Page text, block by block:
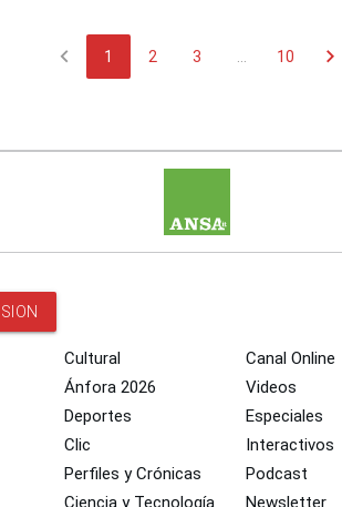
chevron_left 1 2 3 10 chevron_right
Cultural
Ánfora 2026
Deportes
Clic
Perfiles y Crónicas
Ciencia y Tecnología
Canal Online
Videos
Especiales
Interactivos
Podcast
Newsletter